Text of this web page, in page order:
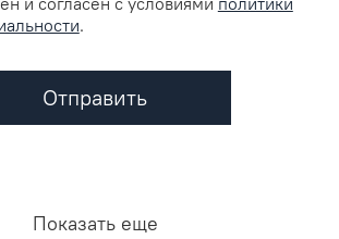
.
Отправить
Показать еще